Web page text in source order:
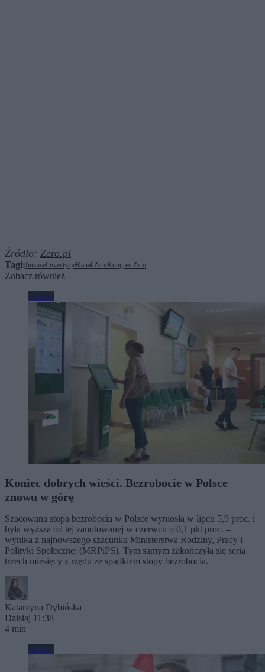
Źródło: Zero.pl
Tagi:finanseInwestycjeKanał ZeroKongres Zero
Zobacz również
Biznes
Koniec dobrych wieści. Bezrobocie w Polsce
znowu w górę
Szacowana stopa bezrobocia w Polsce wyniosła w lipcu 5,9 proc. i
była wyższa od tej zanotowanej w czerwcu o 0,1 pkt proc. –
wynika z najnowszego szacunku Ministerstwa Rodziny, Pracy i
Polityki Społecznej (MRPiPS). Tym samym zakończyła się seria
trzech miesięcy z rzędu ze spadkiem stopy bezrobocia.
Katarzyna Dybińska
Dzisiaj 11:38
4 min
Biznes